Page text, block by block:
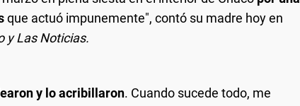
que actuó impunemente", contó su madre hoy en
y Las Noticias.
y lo acribillaron. Cuando sucede todo, me